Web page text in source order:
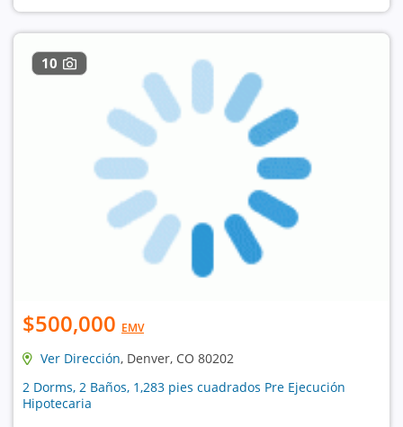
10
$500,000 EMV
Ver Dirección, Denver, CO 80202
2 Dorms, 2 Baños, 1,283 pies cuadrados Pre Ejecución
Hipotecaria